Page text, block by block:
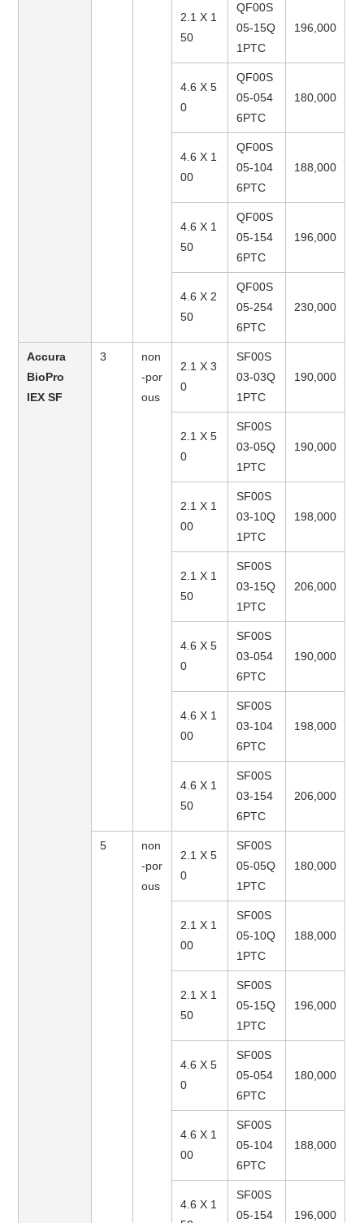
2.1 X 1
50
QF00S
05-15Q
1PTC
196,000
4.6 X 5
0
QF00S
05-054
6PTC
180,000
4.6 X 1
00
QF00S
05-104
6PTC
188,000
4.6 X 1
50
QF00S
05-154
6PTC
196,000
4.6 X 2
50
QF00S
05-254
6PTC
230,000
Accura
BioPro
IEX SF
3
non
-por
ous
2.1 X 3
0
SF00S
03-03Q
1PTC
190,000
2.1 X 5
0
SF00S
03-05Q
1PTC
190,000
2.1 X 1
00
SF00S
03-10Q
1PTC
198,000
2.1 X 1
50
SF00S
03-15Q
1PTC
206,000
4.6 X 5
0
SF00S
03-054
6PTC
190,000
4.6 X 1
00
SF00S
03-104
6PTC
198,000
4.6 X 1
50
SF00S
03-154
6PTC
206,000
5
non
-por
ous
2.1 X 5
0
SF00S
05-05Q
1PTC
180,000
2.1 X 1
00
SF00S
05-10Q
1PTC
188,000
2.1 X 1
50
SF00S
05-15Q
1PTC
196,000
4.6 X 5
0
SF00S
05-054
6PTC
180,000
4.6 X 1
00
SF00S
05-104
6PTC
188,000
4.6 X 1
SF00S
05-154
196,000